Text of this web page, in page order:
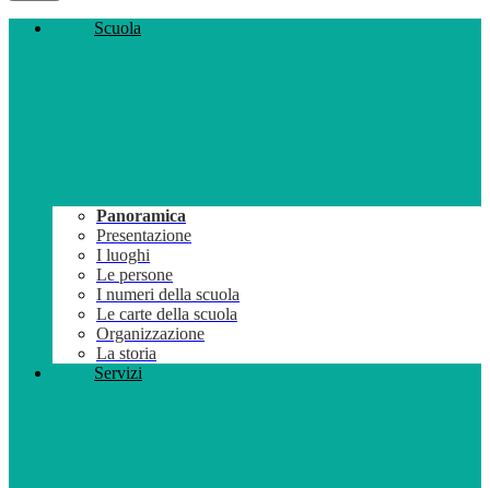
Scuola
Panoramica
Presentazione
I luoghi
Le persone
I numeri della scuola
Le carte della scuola
Organizzazione
La storia
Servizi